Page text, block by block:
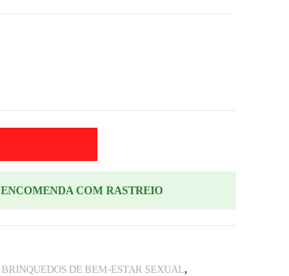
ENCOMENDA COM RASTREIO
BRINQUEDOS DE BEM-ESTAR SEXUAL,